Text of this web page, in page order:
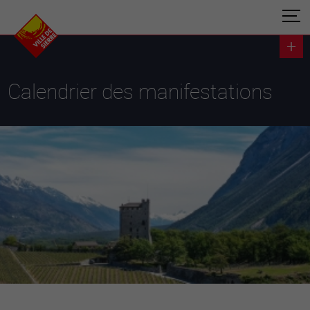
Calendrier des manifestations